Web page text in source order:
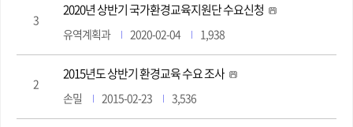
3
2020년 상반기 국가환경교육지원단 수요신청
유역계획과 2020-02-04 1,938
2
2015년도 상반기 환경교육 수요 조사
손밀 2015-02-23 3,536